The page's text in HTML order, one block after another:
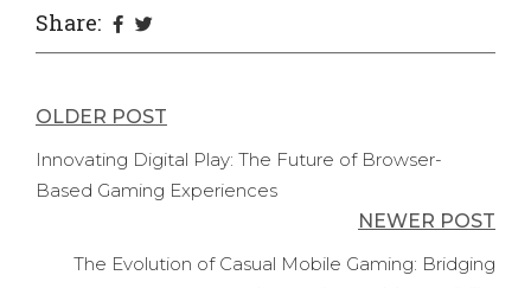
Share:
Post
navigation
OLDER POST
Innovating Digital Play: The Future of Browser-
Based Gaming Experiences
NEWER POST
The Evolution of Casual Mobile Gaming: Bridging